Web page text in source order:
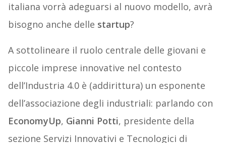
italiana vorrà adeguarsi al nuovo modello, avrà
bisogno anche delle startup?
A sottolineare il ruolo centrale delle giovani e
piccole imprese innovative nel contesto
dell’Industria 4.0 è (addirittura) un esponente
dell’associazione degli industriali: parlando con
EconomyUp, Gianni Potti, presidente della
sezione Servizi Innovativi e Tecnologici di